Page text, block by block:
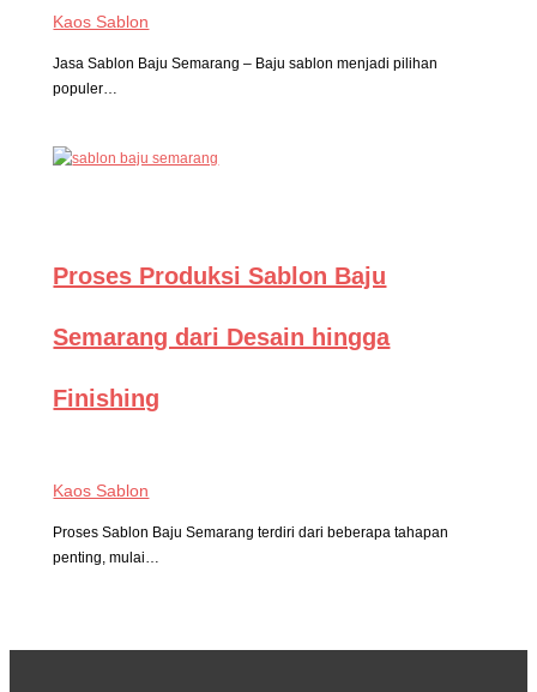
Kaos Sablon
Jasa Sablon Baju Semarang – Baju sablon menjadi pilihan
populer…
Proses Produksi Sablon Baju
Semarang dari Desain hingga
Finishing
Kaos Sablon
Proses Sablon Baju Semarang terdiri dari beberapa tahapan
penting, mulai…